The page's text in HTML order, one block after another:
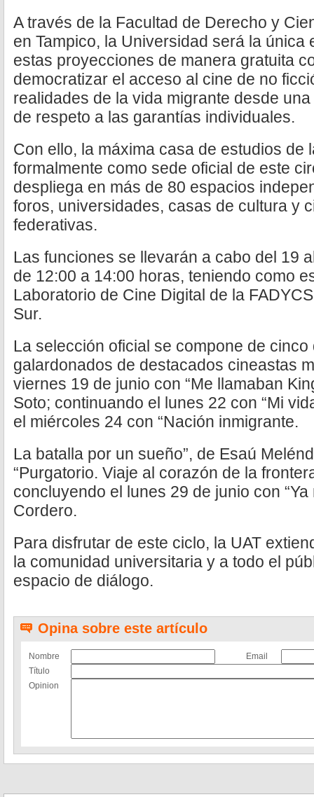
A través de la Facultad de Derecho y
en Tampico, la Universidad será la única
estas proyecciones de manera gratuita
democratizar el acceso al cine de no
realidades de la vida migrante desde
de respeto a las garantías individuales.
Con ello, la máxima casa de estudios de
formalmente como sede oficial de este
despliega en más de 80 espacios
foros, universidades, casas de cultura y
federativas.
Las funciones se llevarán a cabo del 19
de 12:00 a 14:00 horas, teniendo como
Laboratorio de Cine Digital de la
Sur.
La selección oficial se compone de
galardonados de destacados cineastas
viernes 19 de junio con “Me llamaban
Soto; continuando el lunes 22 con “Mi
el miércoles 24 con “Nación inmigrante.
La batalla por un sueño”, de Esaú
“Purgatorio. Viaje al corazón de la
concluyendo el lunes 29 de junio con
Cordero.
Para disfrutar de este ciclo, la UAT
la comunidad universitaria y a todo el
espacio de diálogo.
Opina sobre este artículo
Nombre
Email
Título
Opinion